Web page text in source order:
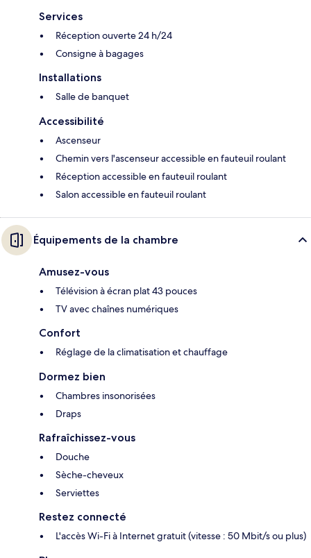
Services
Réception ouverte 24 h/24
Consigne à bagages
Installations
Salle de banquet
Accessibilité
Ascenseur
Chemin vers l'ascenseur accessible en fauteuil roulant
Réception accessible en fauteuil roulant
Salon accessible en fauteuil roulant
Équipements de la chambre
Amusez-vous
Télévision à écran plat 43 pouces
TV avec chaînes numériques
Confort
Réglage de la climatisation et chauffage
Dormez bien
Chambres insonorisées
Draps
Rafraîchissez-vous
Douche
Sèche-cheveux
Serviettes
Restez connecté
L'accès Wi-Fi à Internet gratuit (vitesse : 50 Mbit/s ou plus)